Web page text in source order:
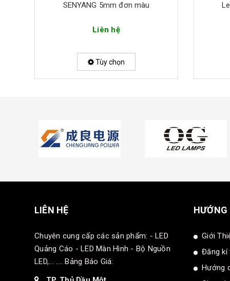
SENYANG 5mm đơn màu
Liên hệ
Tùy chọn
LIÊN HỆ
Chuyên cung cấp các sản phẩm: - LED
Quảng Cáo - LED Màn Hình - Bộ Nguồn
LED,... .... Bảng Báo Giá:
HƯỚNG
Giới
Đăng kí
Hướng